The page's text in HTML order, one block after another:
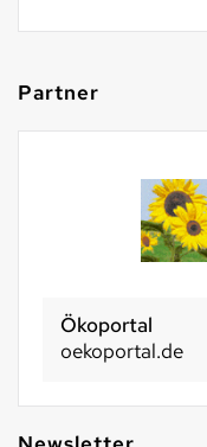
Partner
Ökoportal
oekoportal.de